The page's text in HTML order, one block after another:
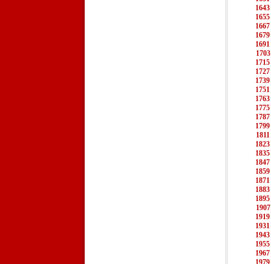
1643
1655
1667
1679
1691
1703
1715
1727
1739
1751
1763
1775
1787
1799
1811
1823
1835
1847
1859
1871
1883
1895
1907
1919
1931
1943
1955
1967
1979